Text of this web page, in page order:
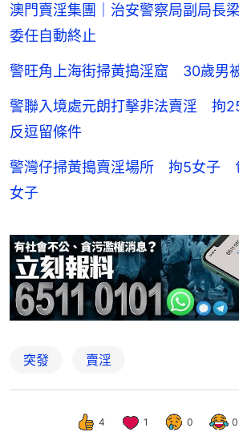
澳門賣淫集團｜治安警察局副局長
委任自動終止
警旺角上海街掃黃搗淫窟 30歲男
警聯入境處元朗打擊非法賣淫 拘
反逗留條件
警灣仔掃黃搗賣淫場所 拘5女子
女子
突發 賣淫
4 1 0 0